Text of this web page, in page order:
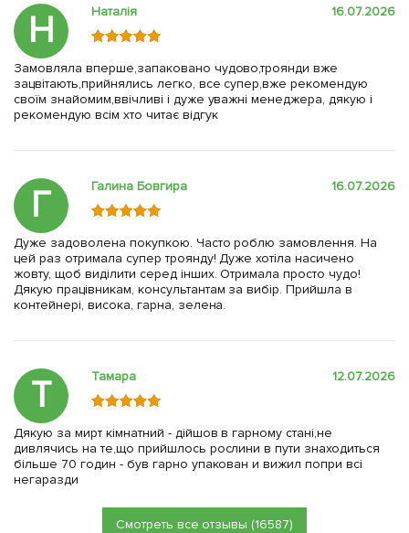
Н Наталія 16.07.2026
Замовляла вперше,запаковано чудово,троянди вже
зацвітають,прийнялись легко, все супер,вже рекомендую
своїм знайомим,ввічливі і дуже уважні менеджера, дякую і
рекомендую всім хто читає відгук
Г Галина Бовгира 16.07.2026
Дуже задоволена покупкою. Часто роблю замовлення. На
цей раз отримала супер троянду! Дуже хотіла насичено
жовту, щоб виділити серед інших. Отримала просто чудо!
Дякую працівникам, консультантам за вибір. Прийшла в
контейнері, висока, гарна, зелена.
Т Тамара 12.07.2026
Дякую за мирт кімнатний - дійшов в гарному стані,не
дивлячись на те,що прийшлось рослини в пути знаходиться
більше 70 годин - був гарно упакован и вижил попри всі
негаразди
Смотреть все отзывы (16587)